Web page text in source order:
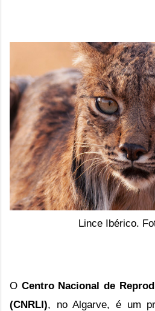
Lince Ibérico.
O Centro Nacional de
(CNRLI)